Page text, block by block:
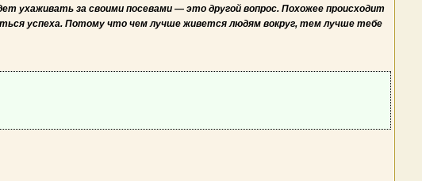
ухаживать за своими посевами — это другой вопрос. Похожее происходит
успеха. Потому что чем лучше живется людям вокруг, тем лучше тебе